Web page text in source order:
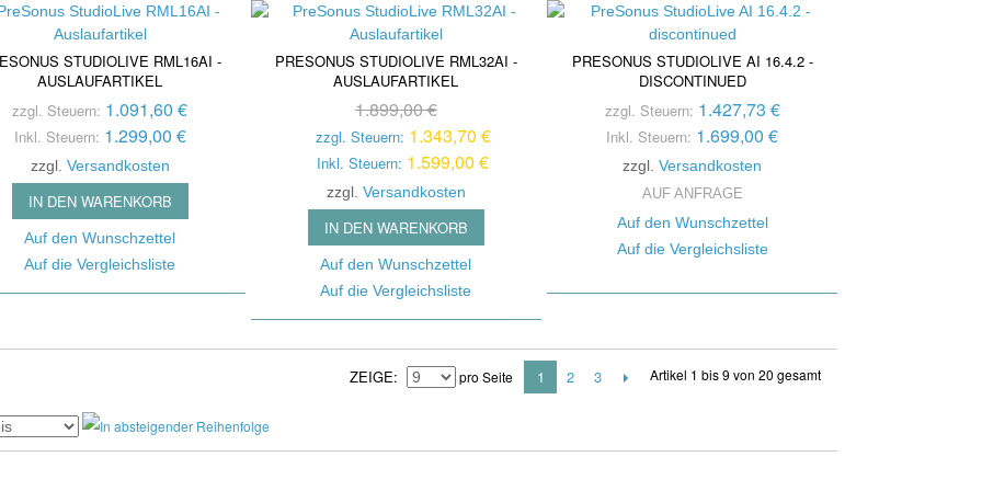
STUDIOLIVE RML16AI -
AUSLAUFARTIKEL
zzgl. Steuern: 1.091,60 €
Inkl. Steuern: 1.299,00 €
zzgl. Versandkosten
IN DEN WARENKORB
Auf den Wunschzettel
Auf die Vergleichsliste
PRESONUS STUDIOLIVE RML32AI -
AUSLAUFARTIKEL
1.899,00 €
zzgl. Steuern: 1.343,70 €
Inkl. Steuern: 1.599,00 €
zzgl. Versandkosten
IN DEN WARENKORB
Auf den Wunschzettel
Auf die Vergleichsliste
PRESONUS STUDIOLIVE AI 16.4.2 -
DISCONTINUED
zzgl. Steuern: 1.427,73 €
Inkl. Steuern: 1.699,00 €
zzgl.Versandkosten
AUF ANFRAGE
Auf den Wunschzettel
Auf die Vergleichsliste
Artikel 1 bis 9 von 20 gesamt
ZEIGE pro Seite 1 2 3